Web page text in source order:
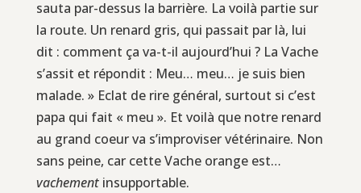
sauta par-dessus la barrière. La voilà partie sur
la route. Un renard gris, qui passait par là, lui
dit : comment ça va-t-il aujourd’hui ? La Vache
s’assit et répondit : Meu… meu… je suis bien
malade. » Eclat de rire général, surtout si c’est
papa qui fait « meu ». Et voilà que notre renard
au grand coeur va s’improviser vétérinaire. Non
sans peine, car cette Vache orange est…
vachementinsupportable.